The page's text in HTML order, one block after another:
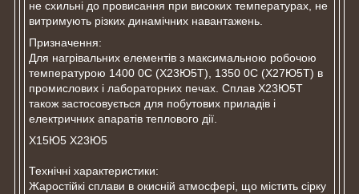
не схильні до провисання при високих температурах, не
витримують різких динамічних навантажень.
Призначення:
Для нагрівальних елементів з максимальною робочою
температурою 1400 0С (Х23Ю5Т), 1350 0С (Х27Ю5Т) в
промислових і лабораторних печах. Сплав Х23Ю5Т
також застосовується для побутових приладів і
електричних апаратів теплового дії.
Х15Ю5 Х23Ю5
Технічні характеристики:
Жаростійкі сплави в окисній атмосфері, що містить сірку